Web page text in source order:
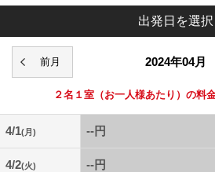
出発日を選択
2024年04月
２名１室 （お一人様あたり）の料
4/1(月) --円
4/2(火) --円